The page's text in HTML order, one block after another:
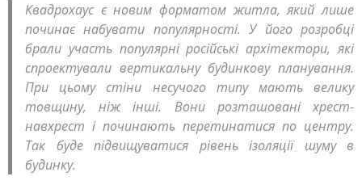
Квадрохаус є новим форматом житла, який лише
починає набувати популярності. У його розробці
брали участь популярні російські архітектори, які
спроектували вертикальну будинкову планування.
При цьому стіни несучого типу мають велику
товщину, ніж інші. Вони розташовані хрест-
навхрест і починають перетинатися по центру.
Так буде підвищуватися рівень ізоляції шуму в
будинку.